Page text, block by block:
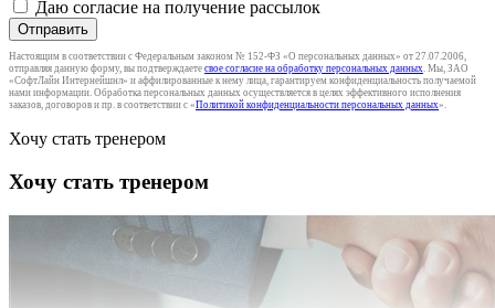
Даю согласие на получение рассылок
Отправить
Настоящим в соответствии с Федеральным законом № 152-ФЗ «О персональных данных» от 27.07.2006,
отправляя данную форму, вы подтверждаете свое согласие на обработку персональных данных. Мы, ЗАО
«СофтЛайн Интернейшнл» и аффилированные к нему лица, гарантируем конфиденциальность получаемой
нами информации. Обработка персональных данных осуществляется в целях эффективного исполнения
заказов, договоров и пр. в соответствии с «Политикой конфиденциальности персональных данных».
Хочу стать тренером
Хочу стать тренером